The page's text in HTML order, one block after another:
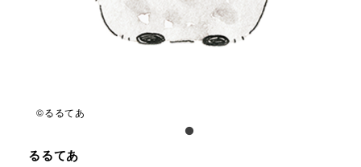
©るるてあ
るるてあ